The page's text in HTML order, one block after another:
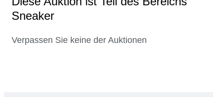
Sneaker
Verpassen Sie keine der Auktionen